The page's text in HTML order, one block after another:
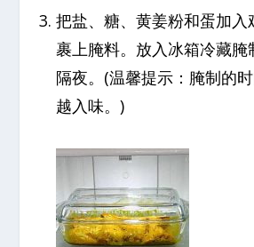
把盐、糖、黄姜粉和蛋加入
裹上腌料。放入冰箱冷藏腌
隔夜。(温馨提示：腌制的
越入味。)